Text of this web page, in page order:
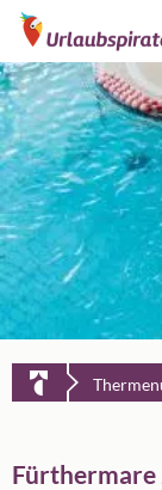
Fürthermare